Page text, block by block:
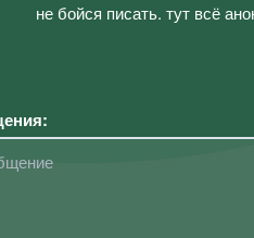
не бойся писать. тут всё